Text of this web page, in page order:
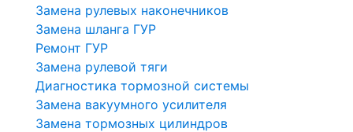
Замена рулевых наконечников
Замена шланга ГУР
Ремонт ГУР
Замена рулевой тяги
Диагностика тормозной системы
Замена вакуумного усилителя
Замена тормозных цилиндров